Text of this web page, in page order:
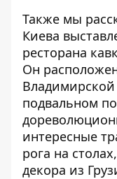
Также мы
Киева
ресторана
Он
подвальном
интересные
рога на
декора из